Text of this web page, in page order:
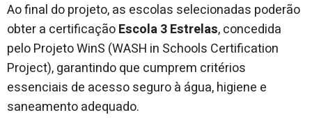
Ao final do projeto, as escolas selecionadas poderão
obter a certificaçãoEscola 3 Estrelas, concedida
pelo Projeto WinS (WASH in Schools Certification
Project), garantindo que cumprem critérios
essenciais de acesso seguro à água, higiene e
saneamento adequado.